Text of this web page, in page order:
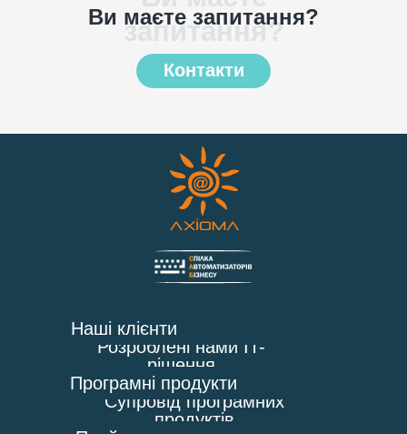
Контакти
Ви маєте запитання?
запитання?
Наші клієнти
Розроблені нами IT-
рішення
Програмні продукти
Супровід програмних
продуктів